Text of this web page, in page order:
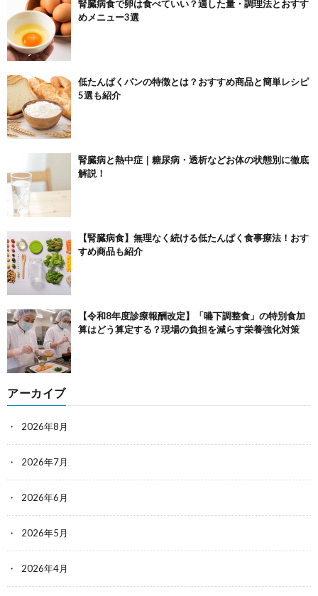
腎臓病食で卵は食べていい？適した量・調理法とおすす
めメニュー3選
低たんぱくパンの特徴とは？おすすめ商品と簡単レシピ
5選も紹介
腎臓病と熱中症｜糖尿病・透析などお体の状態別に徹底
解説！
【腎臓病食】無理なく続ける低たんぱく食事療法！おす
すめ商品も紹介
【令和8年度診療報酬改定】「嚥下調整食」の特別食加
算はどう算定する？現場の負担を減らす栄養強化対策
アーカイブ
2026年8月
2026年7月
2026年6月
2026年5月
2026年4月